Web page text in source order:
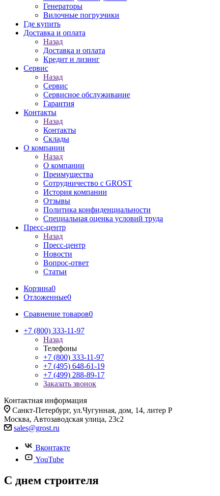
Генераторы
Вилочные погрузчики
Где купить
Доставка и оплата
Назад
Доставка и оплата
Кредит и лизинг
Сервис
Назад
Сервис
Сервисное обслуживание
Гарантия
Контакты
Назад
Контакты
Склады
О компании
Назад
О компании
Преимущества
Сотрудничество с GROST
История компании
Отзывы
Политика конфиденциальности
Специальная оценка условий труда
Пресс-центр
Назад
Пресс-центр
Новости
Вопрос-ответ
Статьи
Корзина0
Отложенные0
Сравнение товаров0
+7 (800) 333-11-97
Назад
Телефоны
+7 (800) 333-11-97
+7 (495) 648-61-19
+7 (499) 288-89-17
Заказать звонок
Контактная информация
Санкт-Петербург, ул.Чугунная, дом, 14, литер Р
Москва, Автозаводская улица, 23с2
sales@grost.ru
Вконтакте
YouTube
С днем строителя